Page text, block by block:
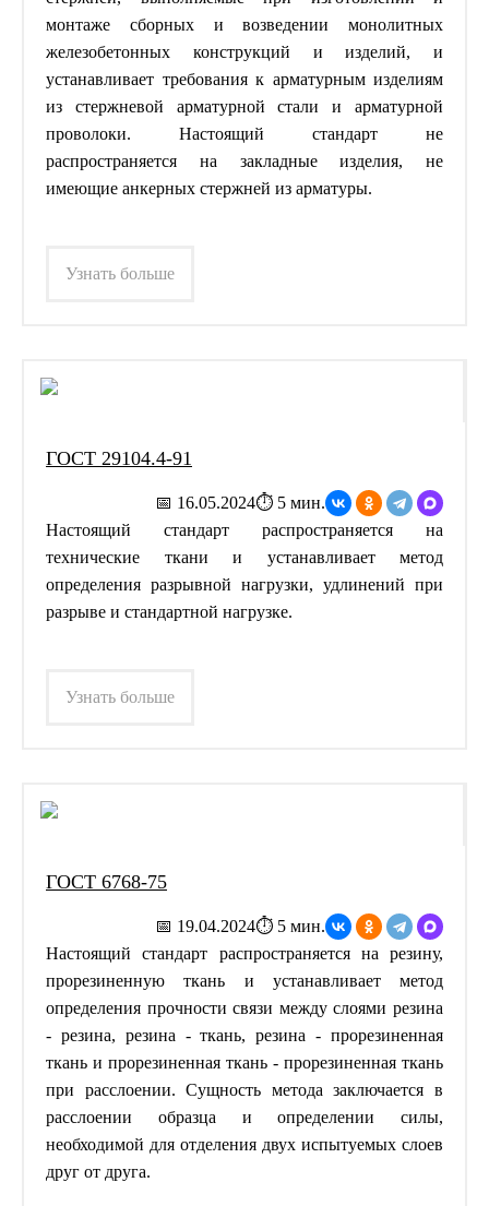
монтаже сборных и возведении монолитных
железобетонных конструкций и изделий, и
устанавливает требования к арматурным изделиям
из стержневой арматурной стали и арматурной
проволоки. Настоящий стандарт не
распространяется на закладные изделия, не
имеющие анкерных стержней из арматуры.
Узнать больше
ГОСТ 29104.4-91
📅 16.05.2024⏱ 5 мин.
Настоящий стандарт распространяется на
технические ткани и устанавливает метод
определения разрывной нагрузки, удлинений при
разрыве и стандартной нагрузке.
Узнать больше
ГОСТ 6768-75
📅 19.04.2024⏱ 5 мин.
Настоящий стандарт распространяется на резину,
прорезиненную ткань и устанавливает метод
определения прочности связи между слоями резина
- резина, резина - ткань, резина - прорезиненная
ткань и прорезиненная ткань - прорезиненная ткань
при расслоении. Сущность метода заключается в
расслоении образца и определении силы,
необходимой для отделения двух испытуемых слоев
друг от друга.